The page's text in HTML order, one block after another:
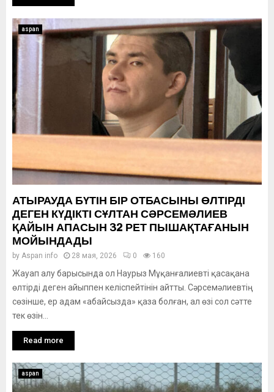
aspan
АТЫРАУДА БҮТІН БІР ОТБАСЫНЫ ӨЛТІРДІ
ДЕГЕН КҮДІКТІ СҰЛТАН СӘРСЕМӘЛИЕВ
ҚАЙЫН АПАСЫН 32 РЕТ ПЫШАҚТАҒАНЫН
МОЙЫНДАДЫ
by Aspan info 28 мая, 2026 0 160
Жауап алу барысында ол Наурыз Мұқанғалиевті қасақана
өлтірді деген айыппен келіспейтінін айтты. Сәрсемәлиевтің
сөзінше, ер адам «абайсызда» қаза болған, ал өзі сол сәтте
тек өзін...
Read more
aspan